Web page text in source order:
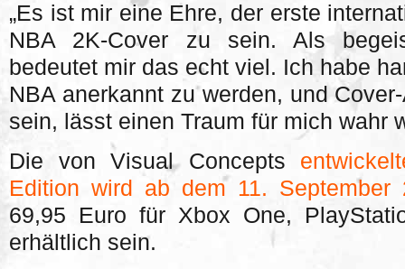
„Es ist mir eine Ehre, der erste
NBA 2K-Cover zu sein. Als
bedeutet mir das echt viel. Ich habe
NBA anerkannt zu werden, und
sein, lässt einen Traum für mich wahr
Die von Visual Concepts
Edition wird ab dem 11. September
69,95 Euro für Xbox One,
erhältlich sein.